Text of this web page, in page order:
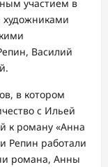
участием в
художниками
Василий
в котором
с Ильей
к роману «Анна
Репин работали
романа, Анны